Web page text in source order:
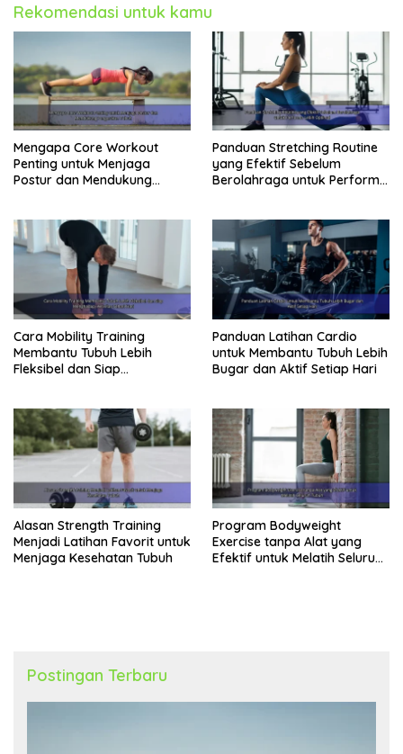
Rekomendasi untuk kamu
Mengapa Core Workout
Penting untuk Menjaga
Postur dan Mendukung
Panduan Stretching Routine
yang Efektif Sebelum
Berolahraga untuk Performa
Cara Mobility Training
Membantu Tubuh Lebih
Fleksibel dan Siap
Panduan Latihan Cardio
untuk Membantu Tubuh Lebih
Bugar dan Aktif Setiap Hari
Alasan Strength Training
Menjadi Latihan Favorit untuk
Menjaga Kesehatan Tubuh
Program Bodyweight
Exercise tanpa Alat yang
Efektif untuk Melatih Seluruh
Postingan Terbaru